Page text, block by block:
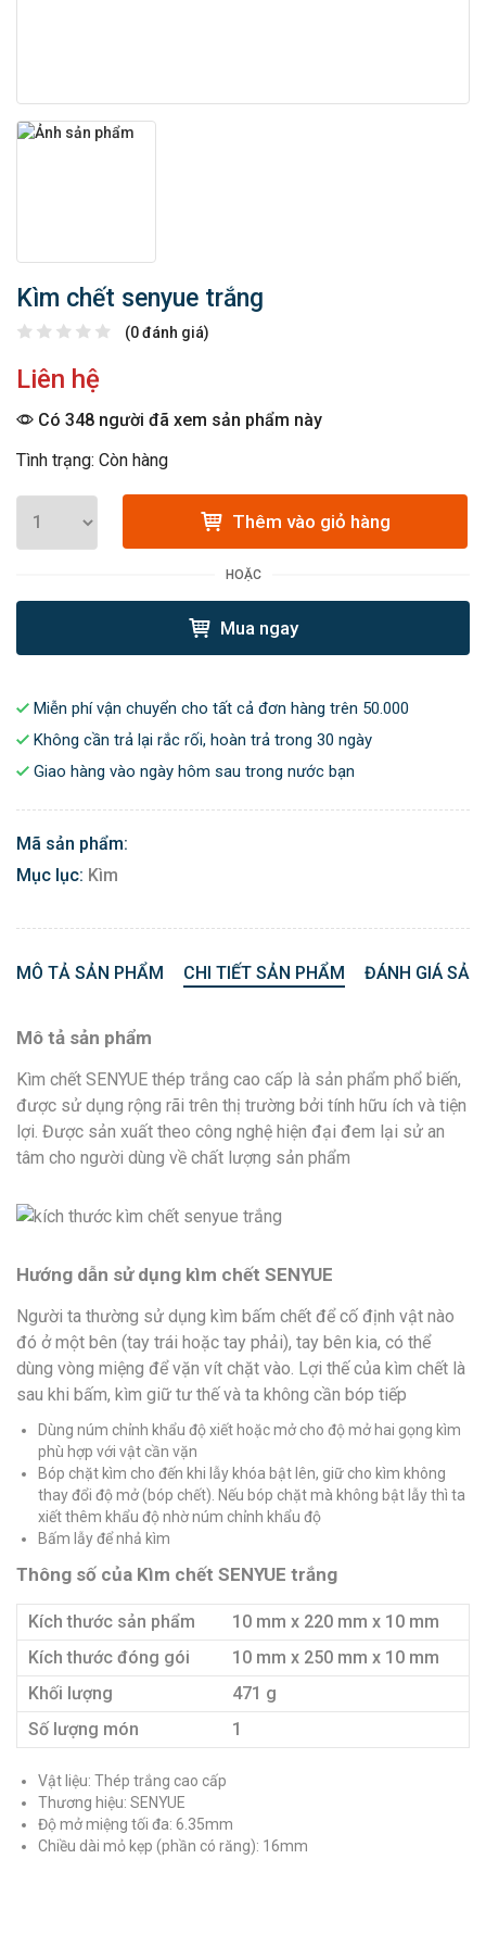
Kìm chết senyue trắng
(0 đánh giá)
Liên hệ
Có 348 người đã xem sản phẩm này
Tình trạng: Còn hàng
Thêm vào giỏ hàng
HOẶC
Mua ngay
Miễn phí vận chuyển cho tất cả đơn hàng trên 50.000
Không cần trả lại rắc rối, hoàn trả trong 30 ngày
Giao hàng vào ngày hôm sau trong nước bạn
Mã sản phẩm:
Mục lục: Kìm
MÔ TẢ SẢN PHẨM CHI TIẾT SẢN PHẨM ĐÁNH GIÁ
Mô tả sản phẩm
Kìm chết SENYUE thép trắng cao cấp là sản phẩm phổ biến,
được sử dụng rộng rãi trên thị trường bởi tính hữu ích và tiện
lợi. Được sản xuất theo công nghệ hiện đại đem lại sử an
tâm cho người dùng về chất lượng sản phẩm
Hướng dẫn sử dụng kìm chết SENYUE
Người ta thường sử dụng kìm bấm chết để cố định vật nào
đó ở một bên (tay trái hoặc tay phải), tay bên kia, có thể
dùng vòng miệng để vặn vít chặt vào. Lợi thế của kìm chết là
sau khi bấm, kìm giữ tư thế và ta không cần bóp tiếp
Dùng núm chỉnh khẩu độ xiết hoặc mở cho độ mở hai gọng kìm
phù hợp với vật cần vặn
Bóp chặt kìm cho đến khi lẫy khóa bật lên, giữ cho kìm không
thay đổi độ mở (bóp chết). Nếu bóp chặt mà không bật lẫy thì ta
xiết thêm khẩu độ nhờ núm chỉnh khẩu độ
Bấm lẫy để nhả kìm
Thông số của Kìm chết SENYUE trắng
Kích thước sản phẩm
10 mm x 220 mm x 10 mm
Kích thước đóng gói
10 mm x 250 mm x 10 mm
Khối lượng
471 g
Số lượng món
1
Vật liệu: Thép trắng cao cấp
Thương hiệu: SENYUE
Độ mở miệng tối đa: 6.35mm
Chiều dài mỏ kẹp (phần có răng): 16mm